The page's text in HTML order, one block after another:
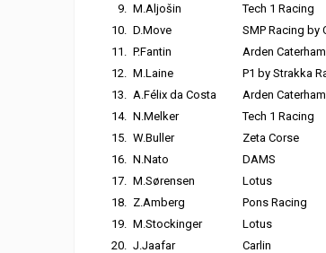
9. M.Aljošin Tech 1 Racing
10. D.Move SMP Racing by
11. P.Fantin Arden Caterham
12. M.Laine P1 by Strakka
13. A.Félix da Costa Arden Caterham
14. N.Melker Tech 1 Racing
15. W.Buller Zeta Corse
16. N.Nato DAMS
17. M.Sørensen Lotus
18. Z.Amberg Pons Racing
19. M.Stockinger Lotus
20. J.Jaafar Carlin